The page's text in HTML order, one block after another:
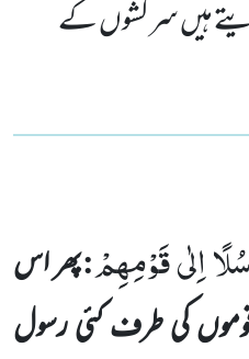
ہیں سرکشوں کے
اِلٰى قَوْمِهِمْ:پھر اس
کی طرف کئی رسول